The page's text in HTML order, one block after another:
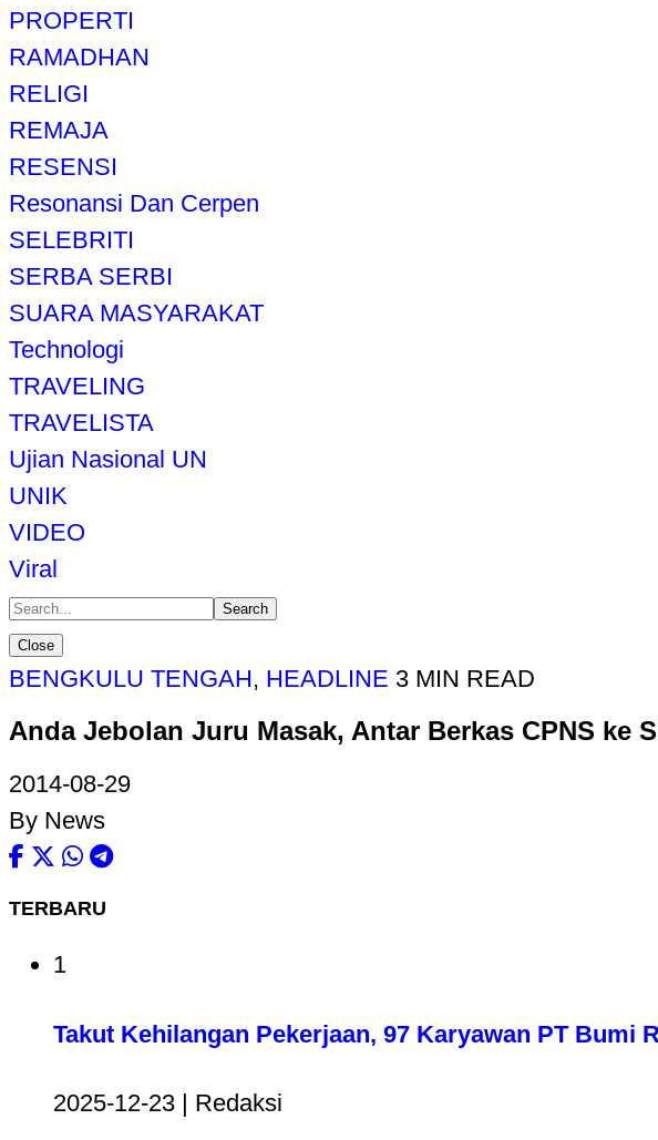
PROPERTI
RAMADHAN
RELIGI
REMAJA
RESENSI
Resonansi Dan Cerpen
SELEBRITI
SERBA SERBI
SUARA MASYARAKAT
Technologi
TRAVELING
TRAVELISTA
Ujian Nasional UN
UNIK
VIDEO
Viral
Search
Close
BENGKULU TENGAH, HEADLINE 3 MIN READ
Anda Jebolan Juru Masak, Antar Berkas CPNS ke
2014-08-29
By News
TERBARU
1
Takut Kehilangan Pekerjaan, 97 Karyawan PT Bumi
2025-12-23 | Redaksi